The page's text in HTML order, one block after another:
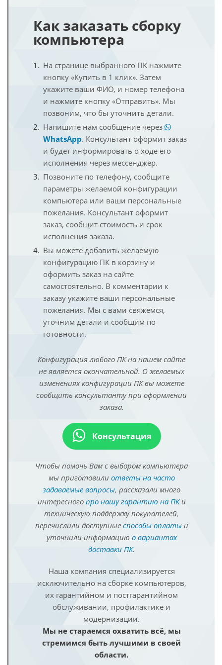
Как заказать сборку
компьютера
На странице выбранного ПК нажмите
кнопку «Купить в 1 клик». Затем
укажите ваши ФИО, и номер телефона
и нажмите кнопку «Отправить». Мы
позвоним, что бы уточнить детали.
Напишите нам сообщение через
WhatsApp. Консультант оформит заказ
и будет информировать о ходе его
исполнения через мессенджер.
Позвоните по телефону, сообщите
параметры желаемой конфигурации
компьютера или ваши персональные
пожелания. Консультант оформит
заказ, сообщит стоимость и срок
исполнения заказа.
Вы можете добавить желаемую
конфигурацию ПК в корзину и
оформить заказ на сайте
самостоятельно. В комментарии к
заказу укажите ваши персональные
пожелания. Мы с вами свяжемся,
уточним детали и сообщим по
готовности.
Конфигурация любого ПК на нашем сайте
не является окончательной. О желаемых
изменениях конфигурации ПК вы можете
сообщить консультанту при оформлении
заказа.
Консультация
Чтобы помочь Вам с выбором компьютера
мы приготовили ответы на часто
задаваемые вопросы, рассказали много
интересного про нашу гарантию на ПКи
техническую поддержку покупателей,
перечислили доступные способы оплатыи
уточнили информацию о вариантах
доставки ПК.
Наша компания специализируется
исключительно на сборке компьютеров,
их гарантийном и постгарантийном
обслуживании, профилактике и
модернизации.
Мы не стараемся охватить всё, мы
стремимся быть лучшими в своей
области.